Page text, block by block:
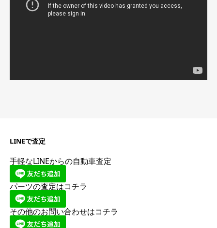
LINEで査定
手軽なLINEからの自動車査定
パーツの査定はコチラ
その他のお問い合わせはコチラ